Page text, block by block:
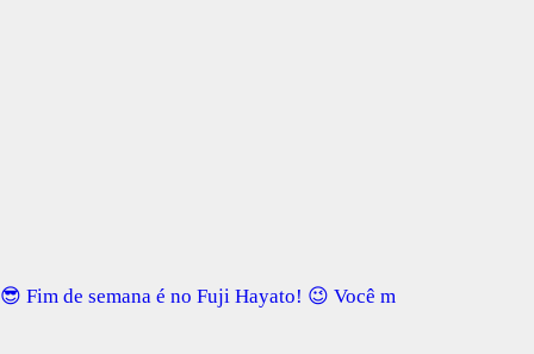
😎 Fim de semana é no Fuji Hayato! 😉 Você m